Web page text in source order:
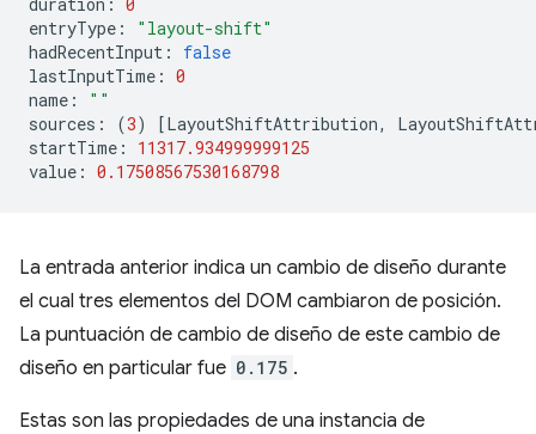
entryType :
"layout-shift"
hadRecentInput :
false
lastInputTime : 0
name :
""
sources : (3) [LayoutShiftAttribution,
startTime :
11317.934999999125
value : 0.17508567530168798
La entrada anterior indica un cambio de diseño durante
el cual tres elementos del DOM cambiaron de posición.
La puntuación de cambio de diseño de este cambio de
diseño en particular fue 0.175 .
Estas son las propiedades de una instancia de